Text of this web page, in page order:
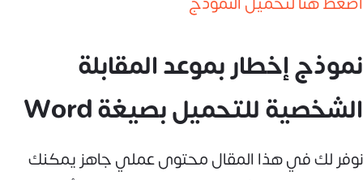
نموذج إخطار بموعد المقابلة
الشخصية للتحميل بصيغة Word
نوفر لك في هذا المقال محتوى عملي جاهز يمكنك